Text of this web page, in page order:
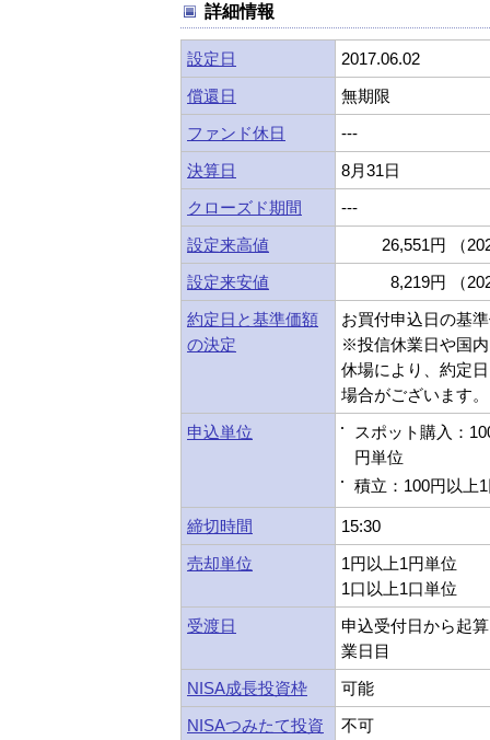
詳細情報
設定日
2017.06.02
償還日
無期限
ファンド休日
---
決算日
8月31日
クローズド期間
---
設定来高値
26,551円 （
設定来安値
8,219円 （
約定日と基準価額
の決定
お買付申込日の基
※投信休業日や国
休場により、約定
場合がございます。
申込単位
スポット購入：
円単位
積立：100円以上
締切時間
15:30
売却単位
1円以上1円単位
1口以上1口単位
受渡日
申込受付日から起
業日目
NISA成長投資枠
可能
NISAつみたて投資
不可